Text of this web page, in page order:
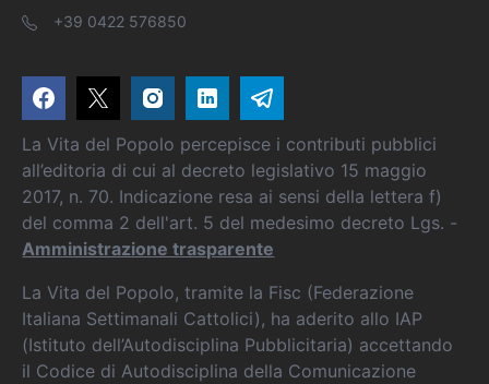
+39 0422 576850
La Vita del Popolo percepisce i contributi pubblici
all’editoria di cui al decreto legislativo 15 maggio
2017, n. 70. Indicazione resa ai sensi della lettera f)
del comma 2 dell'art. 5 del medesimo decreto Lgs. -
Amministrazione trasparente
La Vita del Popolo, tramite la Fisc (Federazione
Italiana Settimanali Cattolici), ha aderito allo IAP
(Istituto dell’Autodisciplina Pubblicitaria) accettando
il Codice di Autodisciplina della Comunicazione